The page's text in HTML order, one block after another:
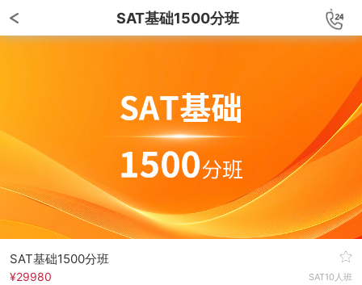
SAT基础1500分班
SAT基础1500分班
¥29980 SAT10人班